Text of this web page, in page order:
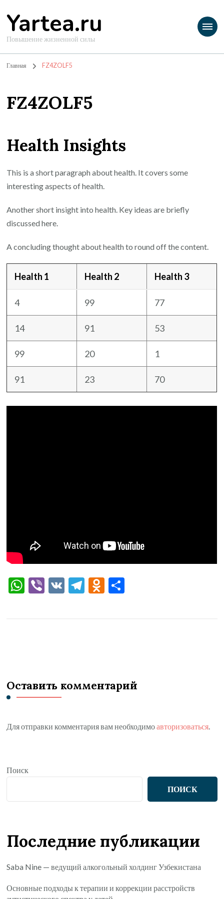
Yartea.ru
Повышение жизненной силы
Главная FZ4ZOLF5
FZ4ZOLF5
Health Insights
This is a short paragraph about health. It covers some
interesting aspects of health.
Another short insight into health. Key ideas are briefly
discussed here.
A concluding thought about health to round off the content.
Health 1 Health 2 Health 3
4 99 77
14 91 53
99 20 1
91 23 70
WhatsApp
Viber
VK Telegram
Odnoklassniki
Оставить комментарий
Для отправки комментария вам необходимоавторизоваться.
Поиск
ПОИСК
Последние публикации
Saba Nine — ведущий алкогольный холдинг Узбекистана
Основные подходы к терапии и коррекции расстройств